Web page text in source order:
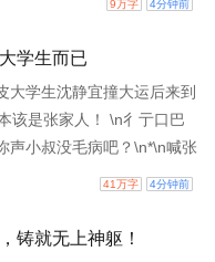
暴打村霸、救助亲人，没
美教师、美女总裁们轮番
种灵药、建温泉、开药
着全村发
9万字 4分钟前
学生而已
大学生沈静宜撞大运后来到
该是张家人！ \n彳亍口巴
声小叔没毛病吧？\n*\n喊张
师，和吴邪同病相怜，被
身边\n*\n提问：你们是什
41万字 4分钟前
铸就无上神躯！